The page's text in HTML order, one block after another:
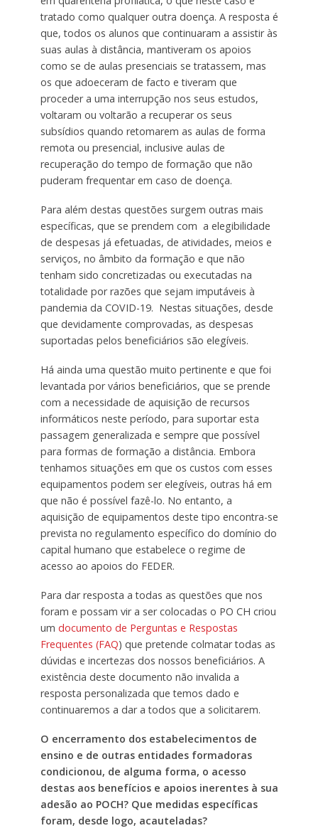
tratado como qualquer outra doença. A resposta é
que, todos os alunos que continuaram a assistir às
suas aulas à distância, mantiveram os apoios
como se de aulas presenciais se tratassem, mas
os que adoeceram de facto e tiveram que
proceder a uma interrupção nos seus estudos,
voltaram ou voltarão a recuperar os seus
subsídios quando retomarem as aulas de forma
remota ou presencial, inclusive aulas de
recuperação do tempo de formação que não
puderam frequentar em caso de doença.
Para além destas questões surgem outras mais
específicas, que se prendem com a elegibilidade
de despesas já efetuadas, de atividades, meios e
serviços, no âmbito da formação e que não
tenham sido concretizadas ou executadas na
totalidade por razões que sejam imputáveis à
pandemia da COVID-19. Nestas situações, desde
que devidamente comprovadas, as despesas
suportadas pelos beneficiários são elegíveis.
Há ainda uma questão muito pertinente e que foi
levantada por vários beneficiários, que se prende
com a necessidade de aquisição de recursos
informáticos neste período, para suportar esta
passagem generalizada e sempre que possível
para formas de formação a distância. Embora
tenhamos situações em que os custos com esses
equipamentos podem ser elegíveis, outras há em
que não é possível fazê-lo. No entanto, a
aquisição de equipamentos deste tipo encontra-se
prevista no regulamento específico do domínio do
capital humano que estabelece o regime de
acesso ao apoios do FEDER.
Para dar resposta a todas as questões que nos
foram e possam vir a ser colocadas o PO CH criou
um documento de Perguntas e Respostas
Frequentes (FAQ) que pretende colmatar todas as
dúvidas e incertezas dos nossos beneficiários. A
existência deste documento não invalida a
resposta personalizada que temos dado e
continuaremos a dar a todos que a solicitarem.
O encerramento dos estabelecimentos de
ensino e de outras entidades formadoras
condicionou, de alguma forma, o acesso
destas aos benefícios e apoios inerentes à sua
adesão ao POCH? Que medidas específicas
foram, desde logo, acauteladas?